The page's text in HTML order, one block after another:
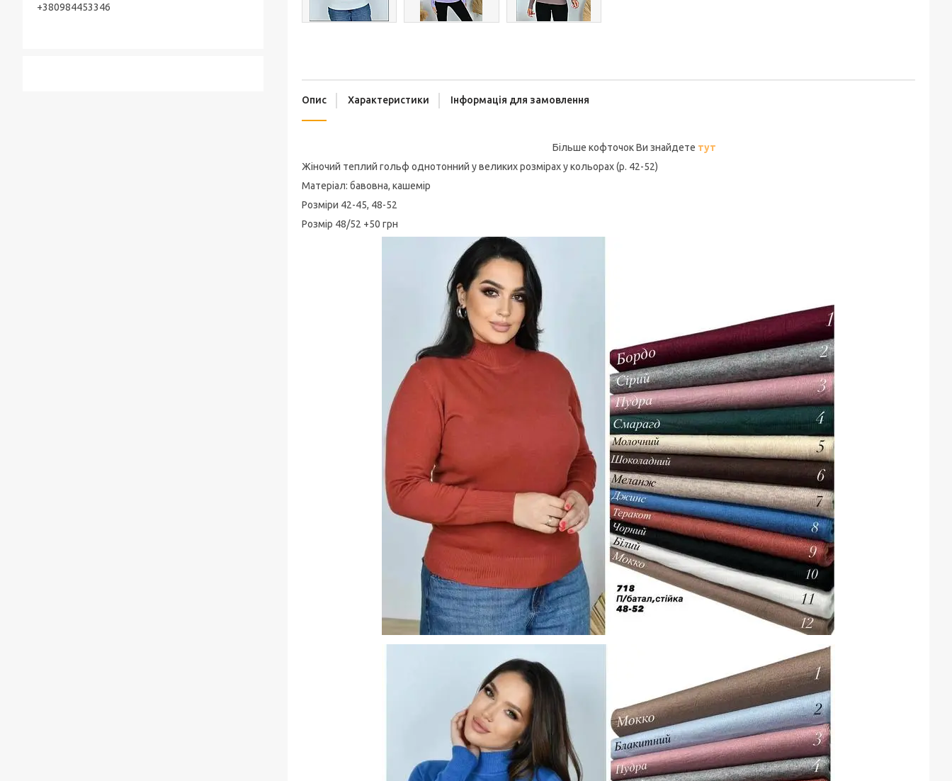
Опис Характеристики Інформація для замовлення
Більше кофточок Ви знайдете тут
Жіночий теплий гольф однотонний у великих розмірах у кольорах (р. 42-52)
Матеріал: бавовна, кашемір
Розміри 42-45, 48-52
Розмір 48/52 +50 грн
+380984453346